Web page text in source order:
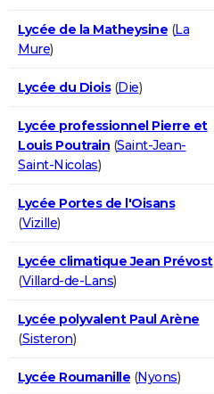
Lycée de la Matheysine (La
Mure)
Lycée du Diois(Die)
Lycée professionnel Pierre et
Louis Poutrain (Saint-Jean-
Saint-Nicolas)
Lycée Portes de l'Oisans
(Vizille)
Lycée climatique Jean Prévost
(Villard-de-Lans)
Lycée polyvalent Paul Arène
(Sisteron)
Lycée Roumanille (Nyons)